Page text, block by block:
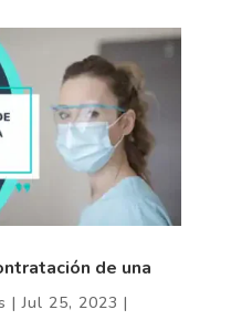
de una
|Jul 25, 2023 |